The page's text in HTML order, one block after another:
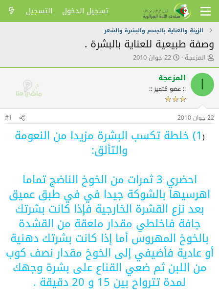
تسجيل الدخول التسجيل
الزينة والعناية بالجسم والبشرة والشعر
وصفة طبيعية للعناية بالبشرة .
ك
ا
ت
ا
م
و
ض
و
ع
المزعجة ت
ا
ر
ي
خ
ا
ل
ش
ر
22 جوان 2010
المزعجة
:: عضو مُتميز ::
22 جوان 2010 #1
( 1) خلطة تكسب البشرة مزيدا من النعومة
والتألق:
احضري 3 ثمرات من الخوخ الناضج تماما
اهرسيها بالشوكة جيدا في في طبق عميق
بعد نزع القشرة الخارجية فإذا كانت بشرتك
جافة فاخلطي مقدار ملعقة من القشدة
بالخوخ المهروس أما إذا كانت بشرتك دهنية
أو عادية فأضيفي إلى الخوخ مقدار نصف كوب
من اللبن ثم ضعي القناع على بشرة وجهك
لمدة تترواح بين 15 و 20 دقيقة .